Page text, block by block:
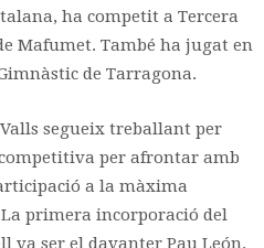
ha competit a Tercera
Mafumet. També ha jugat en
de Tarragona.
segueix treballant per
per afrontar amb
a la màxima
primera incorporació del